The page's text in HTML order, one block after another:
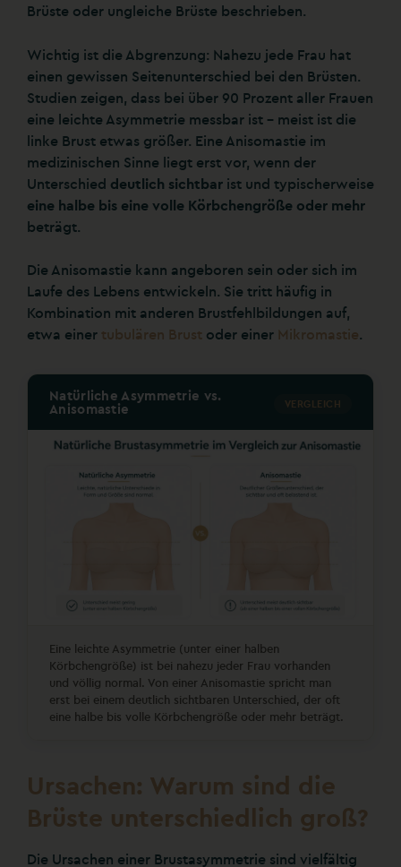
Brüste oder ungleiche Brüste beschrieben.
Wichtig ist die Abgrenzung: Nahezu jede Frau hat
einen gewissen Seitenunterschied bei den Brüsten.
Studien zeigen, dass bei über 90 Prozent aller Frauen
eine leichte Asymmetrie messbar ist – meist ist die
linke Brust etwas größer. Eine Anisomastie im
medizinischen Sinne liegt erst vor, wenn der
Unterschied deutlich sichtbar ist und typischerweise
eine halbe bis eine volle Körbchengröße oder mehr
beträgt.
Die Anisomastie kann angeboren sein oder sich im
Laufe des Lebens entwickeln. Sie tritt häufig in
Kombination mit anderen Brustfehlbildungen auf,
etwa einer tubulären Brust oder einer Mikromastie.
Natürliche Asymmetrie vs.
Anisomastie VERGLEICH
Eine leichte Asymmetrie (unter einer halben
Körbchengröße) ist bei nahezu jeder Frau vorhanden
und völlig normal. Von einer Anisomastie spricht man
erst bei einem deutlich sichtbaren Unterschied, der oft
eine halbe bis volle Körbchengröße oder mehr beträgt.
Ursachen: Warum sind die
Brüste unterschiedlich groß?
Die Ursachen einer Brustasymmetrie sind vielfältig